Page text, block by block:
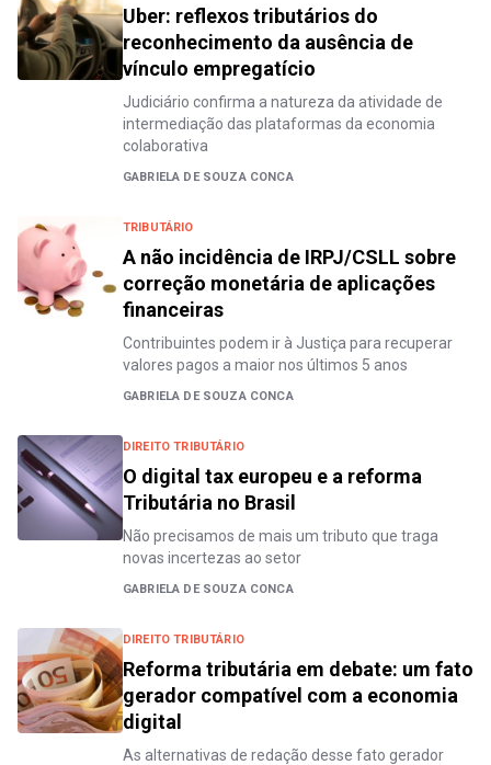
Uber: reflexos tributários do
reconhecimento da ausência de
vínculo empregatício
Judiciário confirma a natureza da atividade de
intermediação das plataformas da economia
colaborativa
GABRIELA DE SOUZA CONCA
TRIBUTÁRIO
A não incidência de IRPJ/CSLL sobre
correção monetária de aplicações
financeiras
Contribuintes podem ir à Justiça para recuperar
valores pagos a maior nos últimos 5 anos
GABRIELA DE SOUZA CONCA
DIREITO TRIBUTÁRIO
O digital tax europeu e a reforma
Tributária no Brasil
Não precisamos de mais um tributo que traga
novas incertezas ao setor
GABRIELA DE SOUZA CONCA
DIREITO TRIBUTÁRIO
Reforma tributária em debate: um fato
gerador compatível com a economia
digital
As alternativas de redação desse fato gerador